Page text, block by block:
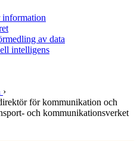
information
av data
intelligens
›
för kommunikation och
och kommunikationsverket